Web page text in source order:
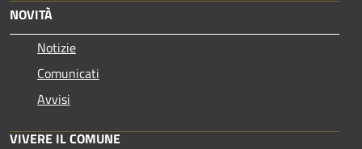
NOVITÀ
Notizie
Comunicati
Avvisi
VIVERE IL COMUNE